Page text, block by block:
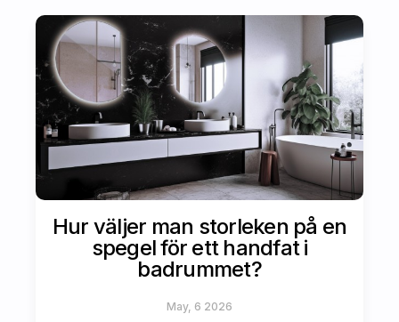
Hur väljer man storleken på en
spegel för ett handfat i
badrummet?
May, 6 2026